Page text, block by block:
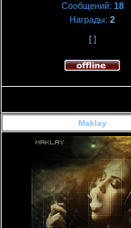
Сообщений: 18
Награды: 2
[ ]
Maklay